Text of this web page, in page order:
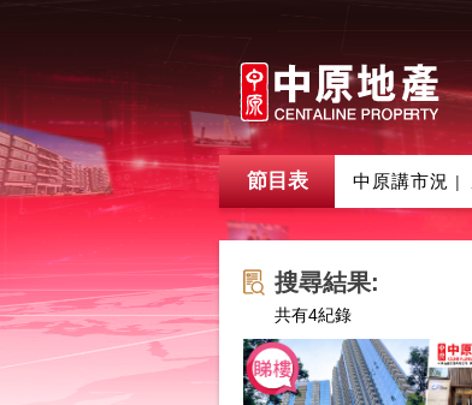
節目表 中原講市況 |
搜尋結果:
共有4紀錄